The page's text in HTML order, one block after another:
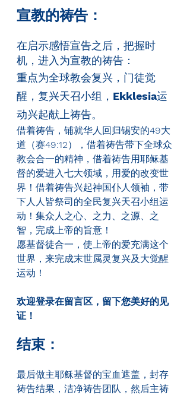
宣教的祷告：
在启示感悟宣告之后，把握时
机，进入为宣教的祷告：
重点为全球教会复兴，门徒觉
醒，复兴天召小组， Ekklesia运
动兴起献上祷告。
借着祷告，铺就华人回归锡安的49大
道（赛49:12），借着祷告带下全球众
教会合一的精神，借着祷告用耶稣基
督的爱进入七大领域，用爱的改变世
界！借着祷告兴起神国仆人领袖，带
下人人皆祭司的全民复兴天召小组运
动！集众人之心、之力、之源、之
智，完成上帝的旨意！
愿基督徒合一，使上帝的爱充满这个
世界，来完成末世属灵复兴及大觉醒
运动！
欢迎登录在留言区，留下您美好的见
证！
结束：
最后做主耶稣基督的宝血遮盖，封存
祷告结果，洁净祷告团队，然后主祷